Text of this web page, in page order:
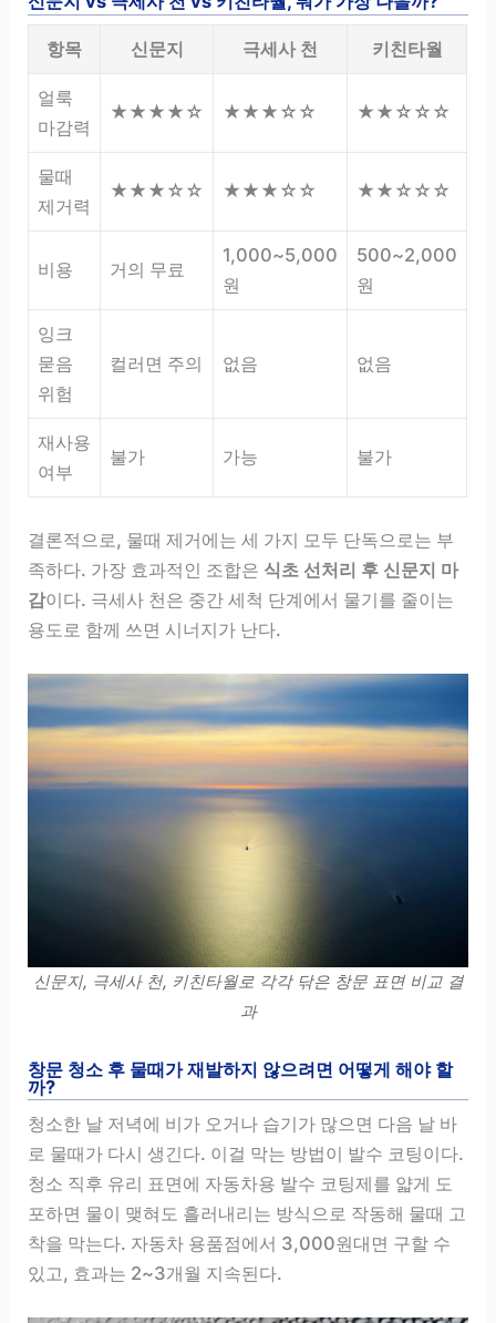
항목 신문지 극세사 천 키친타월
얼룩
마감력
★★★★☆ ★★★☆☆ ★★☆☆☆
물때
제거력
★★★☆☆ ★★★☆☆ ★★☆☆☆
비용 거의 무료
1,000~5,000
원
500~2,000
원
잉크
묻음
위험
컬러면 주의 없음 없음
재사용
여부
불가 가능 불가
결론적으로, 물때 제거에는 세 가지 모두 단독으로는 부
족하다. 가장 효과적인 조합은 식초 선처리 후 신문지 마
감이다. 극세사 천은 중간 세척 단계에서 물기를 줄이는
용도로 함께 쓰면 시너지가 난다.
신문지, 극세사 천, 키친타월로 각각 닦은 창문 표면 비교 결
과
창문 청소 후 물때가 재발하지 않으려면 어떻게 해야 할
까?
청소한 날 저녁에 비가 오거나 습기가 많으면 다음 날 바
로 물때가 다시 생긴다. 이걸 막는 방법이 발수 코팅이다.
청소 직후 유리 표면에 자동차용 발수 코팅제를 얇게 도
포하면 물이 맺혀도 흘러내리는 방식으로 작동해 물때 고
착을 막는다. 자동차 용품점에서 3,000원대면 구할 수
있고, 효과는 2~3개월 지속된다.